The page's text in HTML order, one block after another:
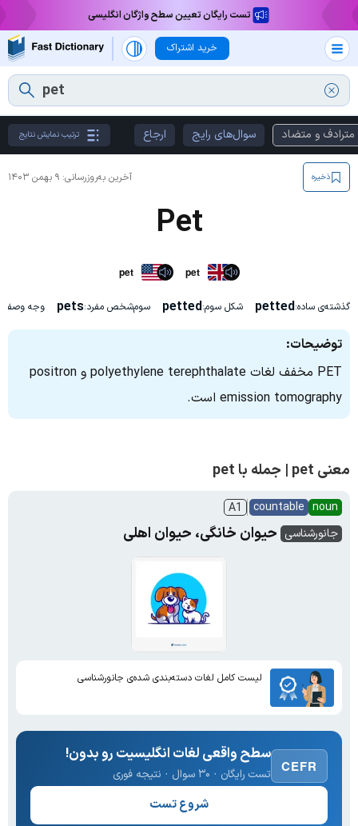
تست رایگان تعیین سطح واژگان انگلیسی
خرید اشتراک
مترادف و متضاد سوال‌های رایج ارجاع ترتیب نمایش نتایج
آخرین به‌روزرسانی: ۹ بهمن ۱۴۰۳ ذخیره
Pet
pet pet
گذشته‌ی ساده:petted شکل سوم:petted سوم‌شخص مفرد:pets وجه
توضیحات:
PET مخفف لغات polyethylene terephthalate و positron
emission tomography است.
معنی pet | جمله با pet
noun
countable
A1
جانورشناسی حیوان خانگی، حیوان اهلی
لیست کامل لغات دسته‌بندی شده‌ی جانورشناسی
CEFR
سطح واقعی لغات انگلیسیت رو بدون!
تست رایگان · ۳۰ سوال · نتیجه فوری
شروع تست